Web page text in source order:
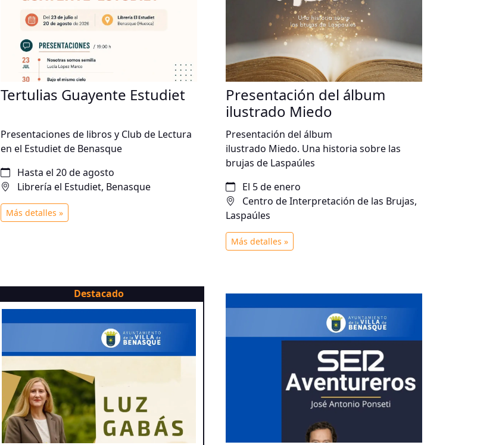
Tertulias Guayente Estudiet
Presentaciones de libros y Club de Lectura
en el Estudiet de Benasque
Hasta el 20 de agosto
Librería el Estudiet, Benasque
Más detalles »
Presentación del álbum
ilustrado Miedo
Presentación del álbum
ilustrado Miedo. Una historia sobre las
brujas de Laspaúles
El 5 de enero
Centro de Interpretación de las Brujas,
Laspaúles
Más detalles »
Destacado